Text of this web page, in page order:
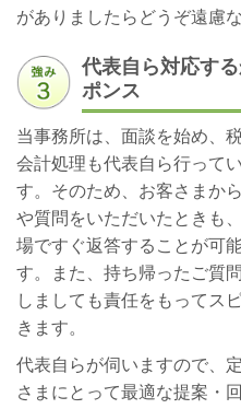
がありましたらどうぞ遠慮
代表自ら対応す
ポンス
当事務所は、面談を始め、
会計処理も代表自ら行って
す。そのため、お客さまか
や質問をいただいたときも
場ですぐ返答することが可
す。また、持ち帰ったご質
しましても責任をもってス
きます。
代表自らが伺いますので、
さまにとって最適な提案・